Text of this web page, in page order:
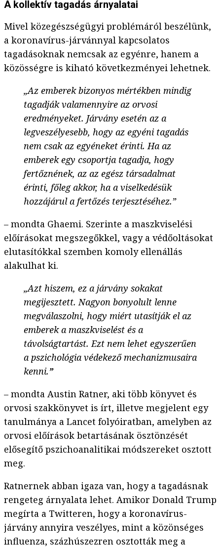
A kollektív tagadás árnyalatai
Mivel közegészségügyi problémáról beszélünk,
a koronavírus-járvánnyal kapcsolatos
tagadásoknak nemcsak az egyénre, hanem a
közösségre is kiható következményei lehetnek.
„Az emberek bizonyos mértékben mindig
tagadják valamennyire az orvosi
eredményeket. Járvány esetén az a
legveszélyesebb, hogy az egyéni tagadás
nem csak az egyéneket érinti. Ha az
emberek egy csoportja tagadja, hogy
fertőznének, az az egész társadalmat
érinti, főleg akkor, ha a viselkedésük
hozzájárul a fertőzés terjesztéséhez.”
– mondta Ghaemi. Szerinte a maszkviselési
előírásokat megszegőkkel, vagy a védőoltásokat
elutasítókkal szemben komoly ellenállás
alakulhat ki.
„Azt hiszem, ez a járvány sokakat
megijesztett. Nagyon bonyolult lenne
megválaszolni, hogy miért utasítják el az
emberek a maszkviselést és a
távolságtartást. Ezt nem lehet egyszerűen
a pszichológia védekező mechanizmusaira
kenni.”
– mondta Austin Ratner, aki több könyvet és
orvosi szakkönyvet is írt, illetve megjelent egy
tanulmánya a Lancet folyóiratban, amelyben az
orvosi előírások betartásának ösztönzését
elősegítő pszichoanalitikai módszereket osztott
meg.
Ratnernek abban igaza van, hogy a tagadásnak
rengeteg árnyalata lehet. Amikor Donald Trump
megírta a Twitteren, hogy a koronavírus-
járvány annyira veszélyes, mint a közönséges
influenza, százhúszezren osztották meg a